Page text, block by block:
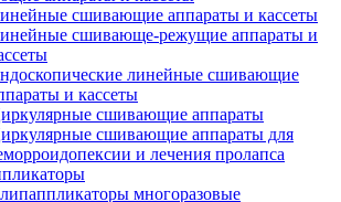
сшивающие аппараты и кассеты
сшивающе-режущие аппараты и
линейные сшивающие
и кассеты
сшивающие аппараты
сшивающие аппараты для
и лечения пролапса
многоразовые